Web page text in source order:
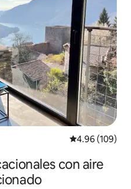
Calificación
4.96 (109)
con aire